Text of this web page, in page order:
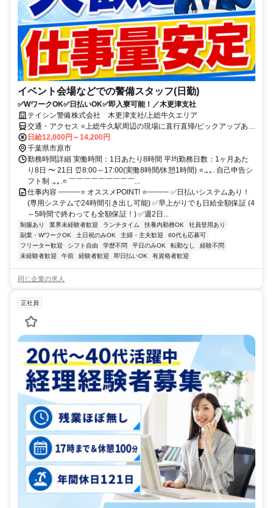
イベント会場などでの警備スタッフ(日勤)
✅WワークOK✅日払いOK✅即入寮可能！／木更津支社
テイシン警備株式会社 木更津支社/上総牛久エリア
交通・アクセス ⭐上総牛久駅周辺の現場に直行直帰/ピックアップあ
り！移動の心配は不要です♪
日給12,000円～14,200円
千葉県市原市
勤務時間詳細 実働時間：1日あたり8時間 平均勤務日数：1ヶ月あた
り8日 〜 21日 ⏰8:00～17:00(実働8時間/休憩1時間) ⭐.｡｡. 自己申告シ
フト制 .｡｡.⭐ ￣￣￣￣￣￣￣￣￣...
仕事内容 ┉┉┉⭐ オススメPOINT! ⭐┉┉┉ ✅日払いシステムあり！
(専用システムで24時間引き出し可能) ✅早上がりでも日給全額保証 (4
～5時間で終わっても全額保証！) ✅週2日...
制服あり 業界未経験者歓迎 ランチタイム 扶養内勤務OK
社員登用あり
副業・WワークOK
土日祝のみOK 主婦・主夫歓迎
60代も応募可
フリーター歓迎
シフト自由 学歴不問 平日のみOK 転勤なし
経験不問
未経験者歓迎
午前 経験者歓迎 即日払いOK 有資格者歓迎
同じ企業の求人
正社員